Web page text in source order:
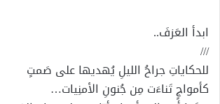
ابدأ العَزفَ..
///
للحكاياتِ جراحُ الليلِ يُهديها على صَمتٍ
كأمواجٍ تَناءَت مِن جُنونِ الأمنِيات…